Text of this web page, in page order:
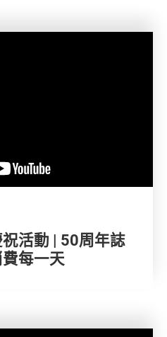
祝活動 | 50周年誌
每一天